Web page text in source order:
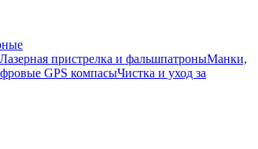
Лазерная пристрелка и фальшпатроныМанки,
GPS компасыЧистка и уход за